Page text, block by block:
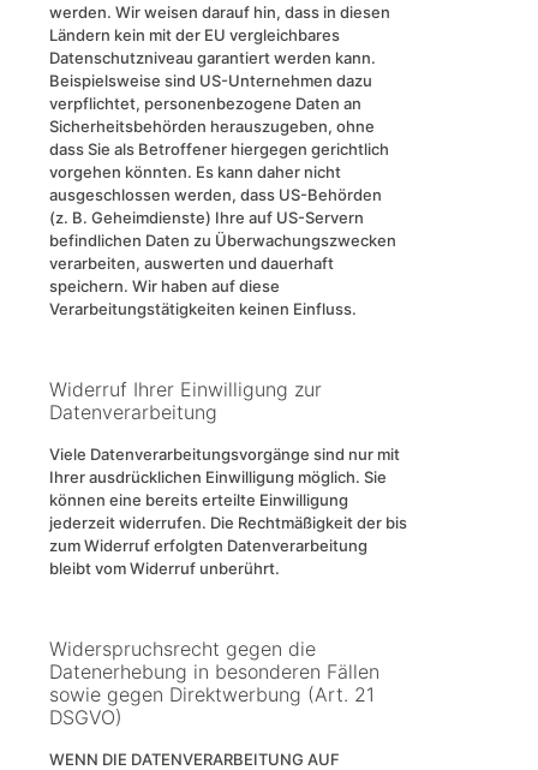
werden. Wir weisen darauf hin, dass in diesen
Ländern kein mit der EU vergleichbares
Datenschutzniveau garantiert werden kann.
Beispielsweise sind US-Unternehmen dazu
verpflichtet, personenbezogene Daten an
Sicherheitsbehörden herauszugeben, ohne
dass Sie als Betroffener hiergegen gerichtlich
vorgehen könnten. Es kann daher nicht
ausgeschlossen werden, dass US-Behörden
(z. B. Geheimdienste) Ihre auf US-Servern
befindlichen Daten zu Überwachungszwecken
verarbeiten, auswerten und dauerhaft
speichern. Wir haben auf diese
Verarbeitungstätigkeiten keinen Einfluss.
Widerruf Ihrer Einwilligung zur
Datenverarbeitung
Viele Datenverarbeitungsvorgänge sind nur mit
Ihrer ausdrücklichen Einwilligung möglich. Sie
können eine bereits erteilte Einwilligung
jederzeit widerrufen. Die Rechtmäßigkeit der bis
zum Widerruf erfolgten Datenverarbeitung
bleibt vom Widerruf unberührt.
Widerspruchsrecht gegen die
Datenerhebung in besonderen Fällen
sowie gegen Direktwerbung (Art. 21
DSGVO)
WENN DIE DATENVERARBEITUNG AUF